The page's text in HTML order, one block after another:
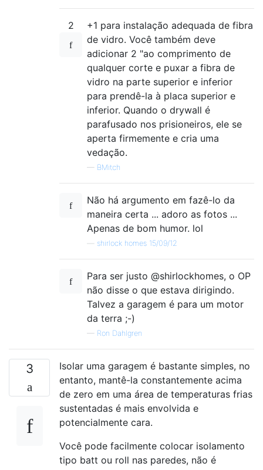
2
+1 para instalação adequada de fibra
de vidro. Você também deve
adicionar 2 "ao comprimento de
qualquer corte e puxar a fibra de
vidro na parte superior e inferior
para prendê-la à placa superior e
inferior. Quando o drywall é
parafusado nos prisioneiros, ele se
aperta firmemente e cria uma
vedação.
— BMitch
Não há argumento em fazê-lo da
maneira certa ... adoro as fotos ...
Apenas de bom humor. lol
shirlock homes 15/09/12
Para ser justo @shirlockhomes, o OP
não disse o que estava dirigindo.
Talvez a garagem é para um motor
da terra ;-)
— Ron Dahlgren
3
Isolar uma garagem é bastante simples, no
entanto, mantê-la constantemente acima
de zero em uma área de temperaturas frias
sustentadas é mais envolvida e
potencialmente cara.
Você pode facilmente colocar isolamento
tipo batt ou roll nas paredes, não é